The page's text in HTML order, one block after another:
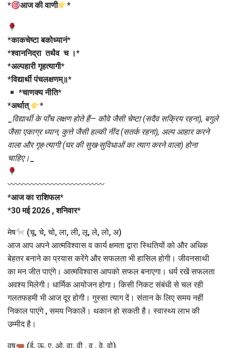
* आज की वाणी *
*काकचेष्टा बकोध्यानं*
*श्वाननिद्रा तथैव च ।*
*अल्पहारी गृहत्यागी*
*विद्यार्थी पंचलक्षणम्॥*
*चाणक्य नीति*
*अर्थात्
*
विद्यार्थी के पाँच लक्षण होते हैं— कौवे जैसी चेष्टा (सदैव सक्रिय रहना), बगुले
जैसा एकाग्र ध्यान, कुत्ते जैसी हल्की नींद (सतर्क रहना), अल्प आहार करने
वाला और गृह-त्यागी (घर की सुख-सुविधाओं का त्याग करने वाला) होना
चाहिए।
〰〰〰〰〰〰〰〰〰〰〰〰
*आज का राशिफल*
*30 मई 2026 , शनिवार*
मेष
(चू, चे, चो, ला, ली, लू, ले, लो, अ)
आज आप अपने आत्मविश्वास व कार्य क्षमता द्वारा स्थितियों को और अधिक
बेहतर बनाने का प्रयास करेंगे और सफलता भी हासिल होगी। जीवनसाथी
का मन जीत पाएंगे। आत्मविश्वास आपको सफल बनाएगा। धर्य रखें सफलता
अवश्य मिलेगी। धार्मिक आयोजन होगा। किसी निकट संबंधी से चल रही
गलतफहमी भी आज दूर होगी। गुस्सा त्याग दें। संतान के लिए समय नहीं
निकाल पाएंगे , समय निकालें। थकान हो सकती है। स्वास्थ्य लाभ की
उम्मीद है।
वृष (ई, ऊ, ए, ओ, वा, वी , वु , वे, वो)